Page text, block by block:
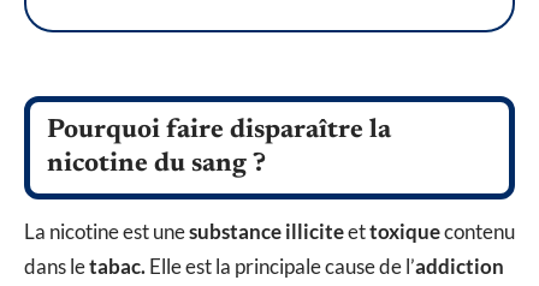
Pourquoi faire disparaître la
nicotine du sang ?
La nicotine est unesubstance illiciteettoxiquecontenu
dans letabac.Elle est la principale cause de l’addiction